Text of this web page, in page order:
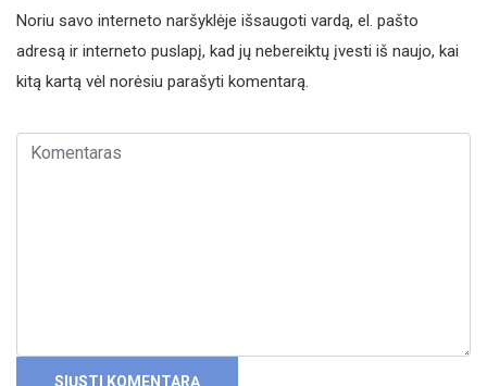
Noriu savo interneto naršyklėje išsaugoti vardą, el. pašto
adresą ir interneto puslapį, kad jų nebereiktų įvesti iš naujo, kai
kitą kartą vėl norėsiu parašyti komentarą.